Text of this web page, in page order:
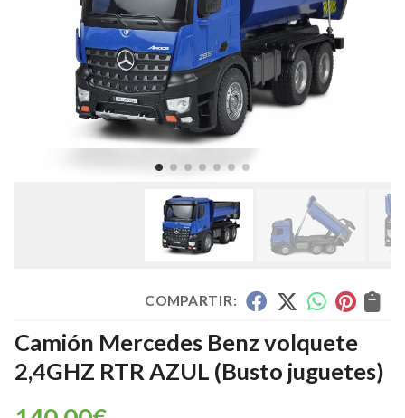
COMPARTIR:
Camión Mercedes Benz volquete
2,4GHZ RTR AZUL (Busto juguetes)